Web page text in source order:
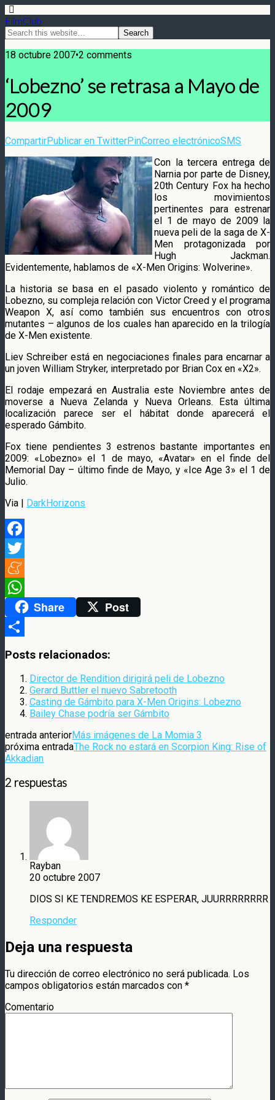
FilmClub
18 octubre 2007•2 comments
‘Lobezno’ se retrasa a Mayo de
2009
CompartirPublicar en TwitterPinCorreo electrónicoSMS
Con la tercera entrega de
Narnia por parte de Disney,
20th Century Fox ha hecho
los movimientos
pertinentes para estrenar
el 1 de mayo de 2009 la
nueva peli de la saga de X-
Men protagonizada por
Hugh Jackman.
Evidentemente, hablamos de «X-Men Origins: Wolverine».
La historia se basa en el pasado violento y romántico de
Lobezno, su compleja relación con Victor Creed y el programa
Weapon X, así como también sus encuentros con otros
mutantes – algunos de los cuales han aparecido en la trilogía
de X-Men existente.
Liev Schreiber está en negociaciones finales para encarnar a
un joven William Stryker, interpretado por Brian Cox en «X2».
El rodaje empezará en Australia este Noviembre antes de
moverse a Nueva Zelanda y Nueva Orleans. Esta última
localización parece ser el hábitat donde aparecerá el
esperado Gámbito.
Fox tiene pendientes 3 estrenos bastante importantes en
2009: «Lobezno» el 1 de mayo, «Avatar» en el finde del
Memorial Day – último finde de Mayo, y «Ice Age 3» el 1 de
Julio.
Via | DarkHorizons
Facebook
Twitter
Meneame
WhatsAppShare Post
Posts relacionados:
Director de Rendition dirigirá peli de Lobezno
Gerard Buttler el nuevo Sabretooth
Casting de Gámbito para X-Men Origins: Lobezno
Bailey Chase podría ser Gámbito
entrada anteriorMás imágenes de La Momia 3
próxima entradaThe Rock no estará en Scorpion King: Rise of
Akkadian
2 respuestas
Rayban
20 octubre 2007
DIOS SI KE TENDREMOS KE ESPERAR, JUURRRRRRRR
Responder
Deja una respuesta
Tu dirección de correo electrónico no será publicada. Los
campos obligatorios están marcados con *
Comentario